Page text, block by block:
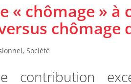
« chômage » à
chômage
, Société
contribution